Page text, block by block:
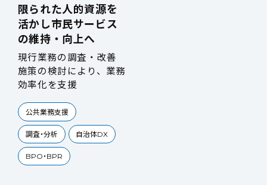
限られた人的資源を
活かし市民サービス
の維持・向上へ
現行業務の調査・改善
施策の検討により、業務
効率化を支援
公共業務支援
調査・分析 自治体DX
BPO・BPR